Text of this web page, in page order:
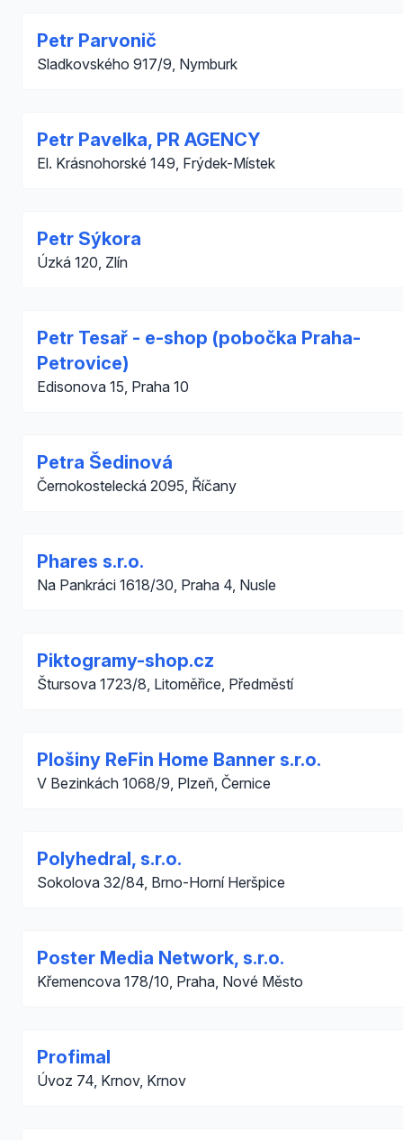
Petr Parvonič
Sladkovského 917/9, Nymburk
Petr Pavelka, PR AGENCY
El. Krásnohorské 149, Frýdek-Místek
Petr Sýkora
Úzká 120, Zlín
Petr Tesař - e-shop (pobočka Praha-
Petrovice)
Edisonova 15, Praha 10
Petra Šedinová
Černokostelecká 2095, Říčany
Phares s.r.o.
Na Pankráci 1618/30, Praha 4, Nusle
Piktogramy-shop.cz
Štursova 1723/8, Litoměřice, Předměstí
Plošiny ReFin Home Banner s.r.o.
V Bezinkách 1068/9, Plzeň, Černice
Polyhedral, s.r.o.
Sokolova 32/84, Brno-Horní Heršpice
Poster Media Network, s.r.o.
Křemencova 178/10, Praha, Nové Město
Profimal
Úvoz 74, Krnov, Krnov